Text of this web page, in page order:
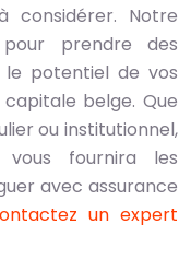
considérer. Notre
prendre des
le potentiel de vos
belge. Que
ou institutionnel,
fournira les
avec assurance
un expert